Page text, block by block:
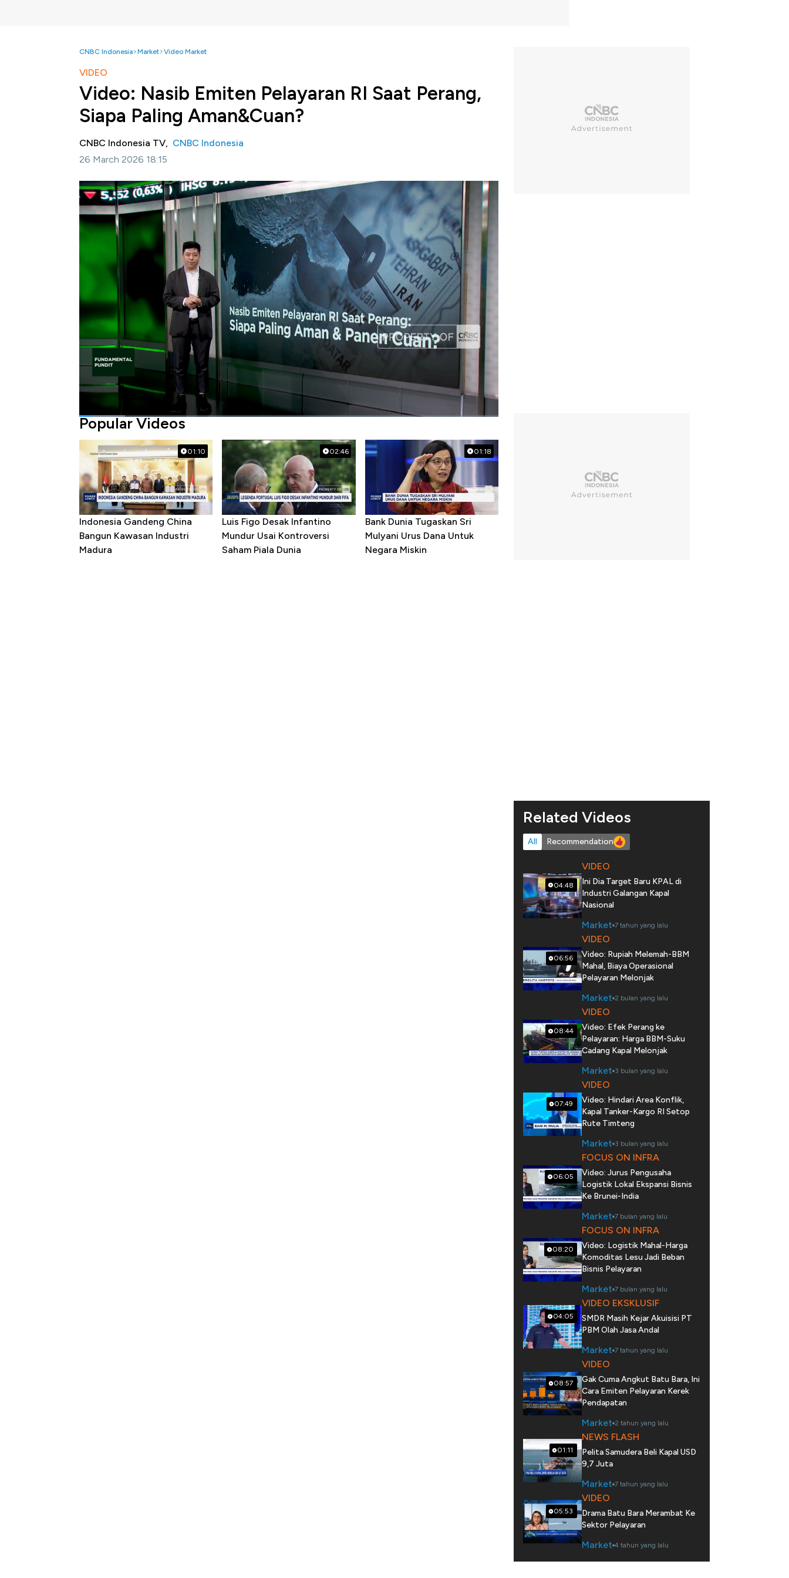
CNBC Indonesia Market Video Market
VIDEO
Video: Nasib Emiten Pelayaran RI Saat Perang,
Siapa Paling Aman&Cuan?
CNBC Indonesia TV, CNBC Indonesia
26 March 2026 18:15
Jakarta, CNBC Indonesia -Ketegangan geopolitik di timur tengah, khususnya yang membayangi
stabilitas jalur strategis seperti Selat Hormuz, memberikan eskalasi risiko pada rantai pasok maritim
global.
Simak informasi selengkapnya dalam program Closing Bell CNBC Indonesia (Kamis 26/03/2026)
#emiten #perang
Popular Videos
01:10
Indonesia Gandeng China
Bangun Kawasan Industri
Madura
02:46
Luis Figo Desak Infantino
Mundur Usai Kontroversi
Saham Piala Dunia
01:18
Bank Dunia Tugaskan Sri
Mulyani Urus Dana Untuk
Negara Miskin
Related Videos
All Recommendation
04:48
VIDEO
Ini Dia Target Baru KPAL di
Industri Galangan Kapal
Nasional
Market 7 tahun yang lalu
06:56
VIDEO
Video: Rupiah Melemah-BBM
Mahal, Biaya Operasional
Pelayaran Melonjak
Market 2 bulan yang lalu
08:44
VIDEO
Video: Efek Perang ke
Pelayaran: Harga BBM-Suku
Cadang Kapal Melonjak
Market 3 bulan yang lalu
07:49
VIDEO
Video: Hindari Area Konflik,
Kapal Tanker-Kargo RI Setop
Rute Timteng
Market 3 bulan yang lalu
06:05
FOCUS ON INFRA
Video: Jurus Pengusaha
Logistik Lokal Ekspansi Bisnis
Ke Brunei-India
Market 7 bulan yang lalu
08:20
FOCUS ON INFRA
Video: Logistik Mahal-Harga
Komoditas Lesu Jadi Beban
Bisnis Pelayaran
Market 7 bulan yang lalu
04:05
VIDEO EKSKLUSIF
SMDR Masih Kejar Akuisisi PT
PBM Olah Jasa Andal
Market 7 tahun yang lalu
08:57
VIDEO
Gak Cuma Angkut Batu Bara, Ini
Cara Emiten Pelayaran Kerek
Pendapatan
Market 2 tahun yang lalu
01:11
NEWS FLASH
Pelita Samudera Beli Kapal USD
9,7 Juta
Market 7 tahun yang lalu
05:53
VIDEO
Drama Batu Bara Merambat Ke
Sektor Pelayaran
Market 4 tahun yang lalu